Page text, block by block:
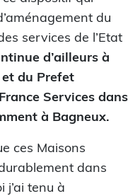
du
services de l’Etat
d’ailleurs à
du Prefet
Services dans
à Bagneux.
ces Maisons
dans
j’ai tenu à